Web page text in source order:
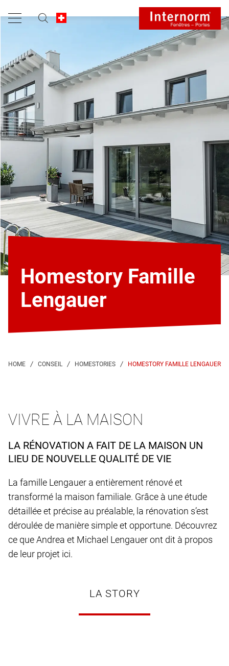
Homestory Famille
Lengauer
HOMESTORY FAMILLE LENGAUER
VIVRE À LA MAISON
LA RÉNOVATION A FAIT DE LA MAISON UN
LIEU DE NOUVELLE QUALITÉ DE VIE
La famille Lengauer a entièrement rénové et
transformé la maison familiale. Grâce à une étude
détaillée et précise au préalable, la rénovation s’est
déroulée de manière simple et opportune. Découvrez
ce que Andrea et Michael Lengauer ont dit à propos
de leur projet ici.
LA STORY